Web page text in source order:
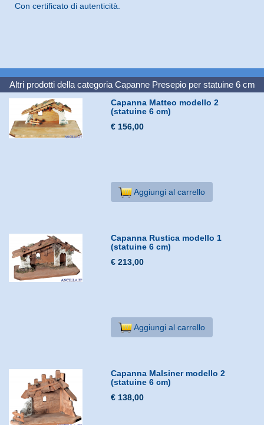
Con certificato di autenticità.
Altri prodotti della categoria Capanne Presepio per statuine 6 cm
Capanna Matteo modello 2
(statuine 6 cm)
€ 156,00
Aggiungi al carrello
Capanna Rustica modello 1
(statuine 6 cm)
€ 213,00
Aggiungi al carrello
Capanna Malsiner modello 2
(statuine 6 cm)
€ 138,00